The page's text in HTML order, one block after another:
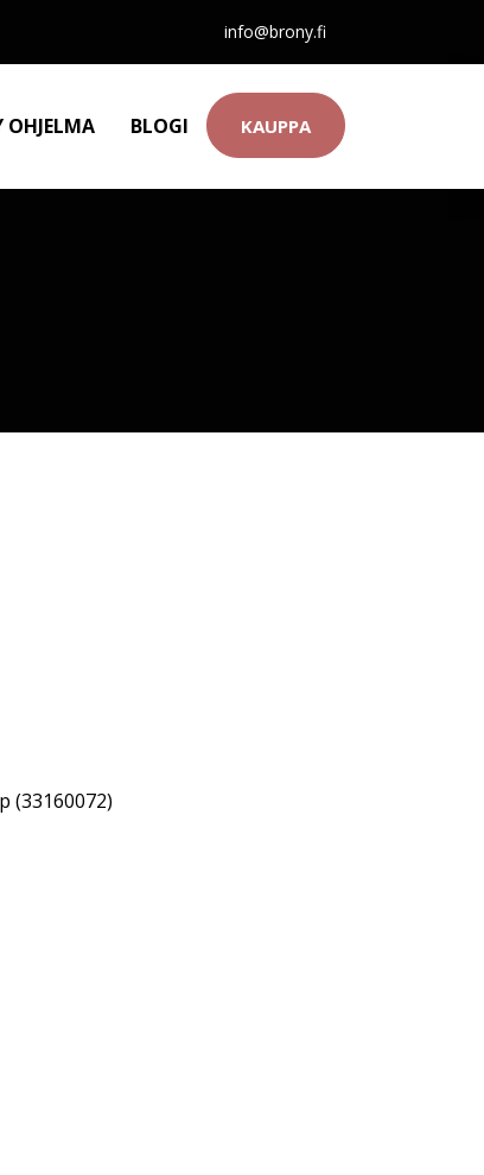
info@brony.fi
OHJELMA BLOGI KAUPPA
(33160072)